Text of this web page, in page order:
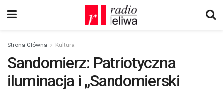
Strona Główna Kultura
Sandomierz: Patriotyczna
iluminacja i „Sandomierski